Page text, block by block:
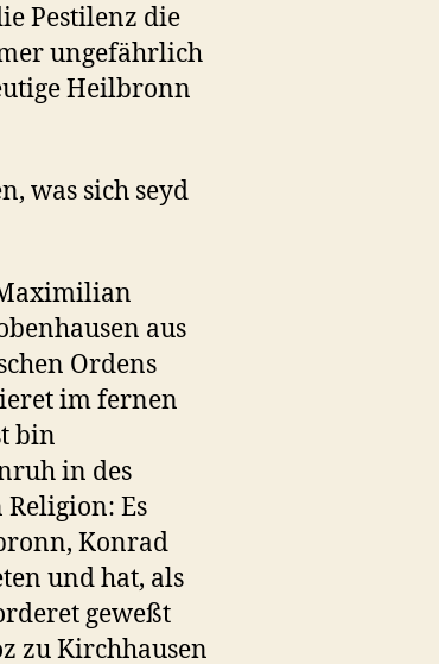
Pestilenz die
ungefährlich
Heilbronn
was sich seyd
aus
Ordens
im fernen
bin
in des
Es
Konrad
und hat, als
geweßt
zu Kirchhausen